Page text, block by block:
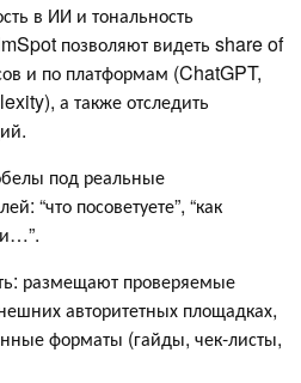
в ИИ и тональность
позволяют видеть share of
и по платформам (ChatGPT,
а также отследить
под реальные
“что посоветуете”, “как
размещают проверяемые
авторитетных площадках,
форматы (гайды, чек-листы,